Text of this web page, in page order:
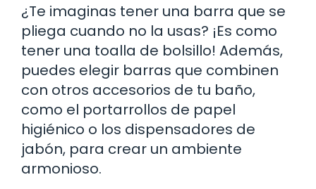
¿Te imaginas tener una barra que se
pliega cuando no la usas? ¡Es como
tener una toalla de bolsillo! Además,
puedes elegir barras que combinen
con otros accesorios de tu baño,
como el portarrollos de papel
higiénico o los dispensadores de
jabón, para crear un ambiente
armonioso.